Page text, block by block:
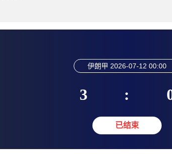
伊朗甲 2026-07-12 00:00
3 :
已结束